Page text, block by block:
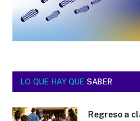
LO QUE HAY QUE SABER
Regreso a